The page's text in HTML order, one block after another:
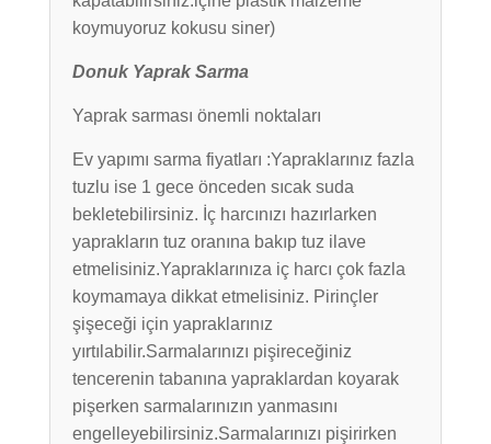
koymuyoruz kokusu siner)
Donuk Yaprak Sarma
Yaprak sarması önemli noktaları
Ev yapımı sarma fiyatları :Yapraklarınız fazla
tuzlu ise 1 gece önceden sıcak suda
bekletebilirsiniz. İç harcınızı hazırlarken
yaprakların tuz oranına bakıp tuz ilave
etmelisiniz.Yapraklarınıza iç harcı çok fazla
koymamaya dikkat etmelisiniz. Pirinçler
şişeceği için yapraklarınız
yırtılabilir.Sarmalarınızı pişireceğiniz
tencerenin tabanına yapraklardan koyarak
pişerken sarmalarınızın yanmasını
engelleyebilirsiniz.Sarmalarınızı pişirirken